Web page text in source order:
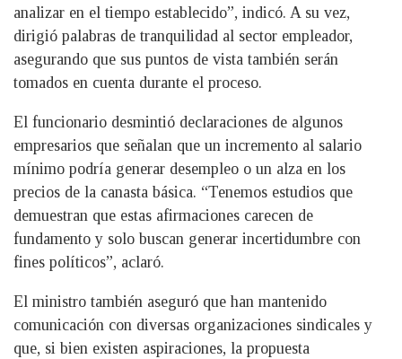
analizar en el tiempo establecido”, indicó. A su vez,
dirigió palabras de tranquilidad al sector empleador,
asegurando que sus puntos de vista también serán
tomados en cuenta durante el proceso.
El funcionario desmintió declaraciones de algunos
empresarios que señalan que un incremento al salario
mínimo podría generar desempleo o un alza en los
precios de la canasta básica. “Tenemos estudios que
demuestran que estas afirmaciones carecen de
fundamento y solo buscan generar incertidumbre con
fines políticos”, aclaró.
El ministro también aseguró que han mantenido
comunicación con diversas organizaciones sindicales y
que, si bien existen aspiraciones, la propuesta